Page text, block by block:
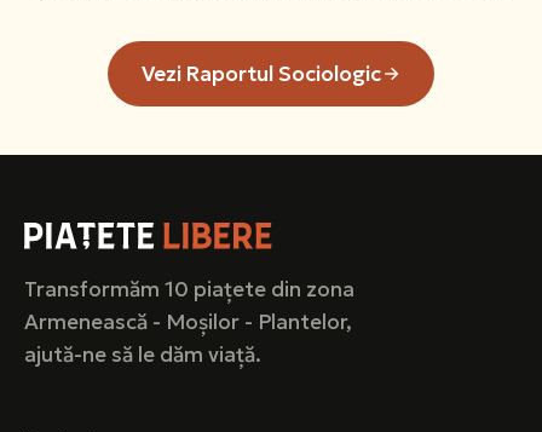
Vezi Raportul Sociologic
Transformăm 10 piațete din zona
Armenească - Moșilor - Plantelor,
ajută-ne să le dăm viață.